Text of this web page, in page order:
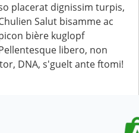
placerat dignissim turpis,
Salut bisamme ac
bière kuglopf
libero, non
DNA, s'guelt ante ftomi!